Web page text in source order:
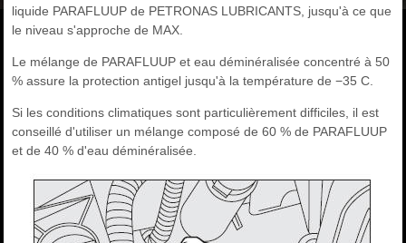
liquide PARAFLUUP de PETRONAS LUBRICANTS, jusqu'à ce que
le niveau s'approche de MAX.
Le mélange de PARAFLUUP et eau déminéralisée concentré à 50
% assure la protection antigel jusqu'à la température de −35 C.
Si les conditions climatiques sont particulièrement difficiles, il est
conseillé d'utiliser un mélange composé de 60 % de PARAFLUUP
et de 40 % d'eau déminéralisée.